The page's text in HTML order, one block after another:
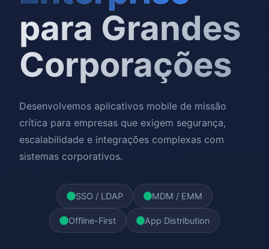
para Grandes
Corporações
Desenvolvemos aplicativos mobile de missão
crítica para empresas que exigem segurança,
escalabilidade e integrações complexas com
sistemas corporativos.
SSO / LDAP MDM / EMM
Offline-First App Distribution